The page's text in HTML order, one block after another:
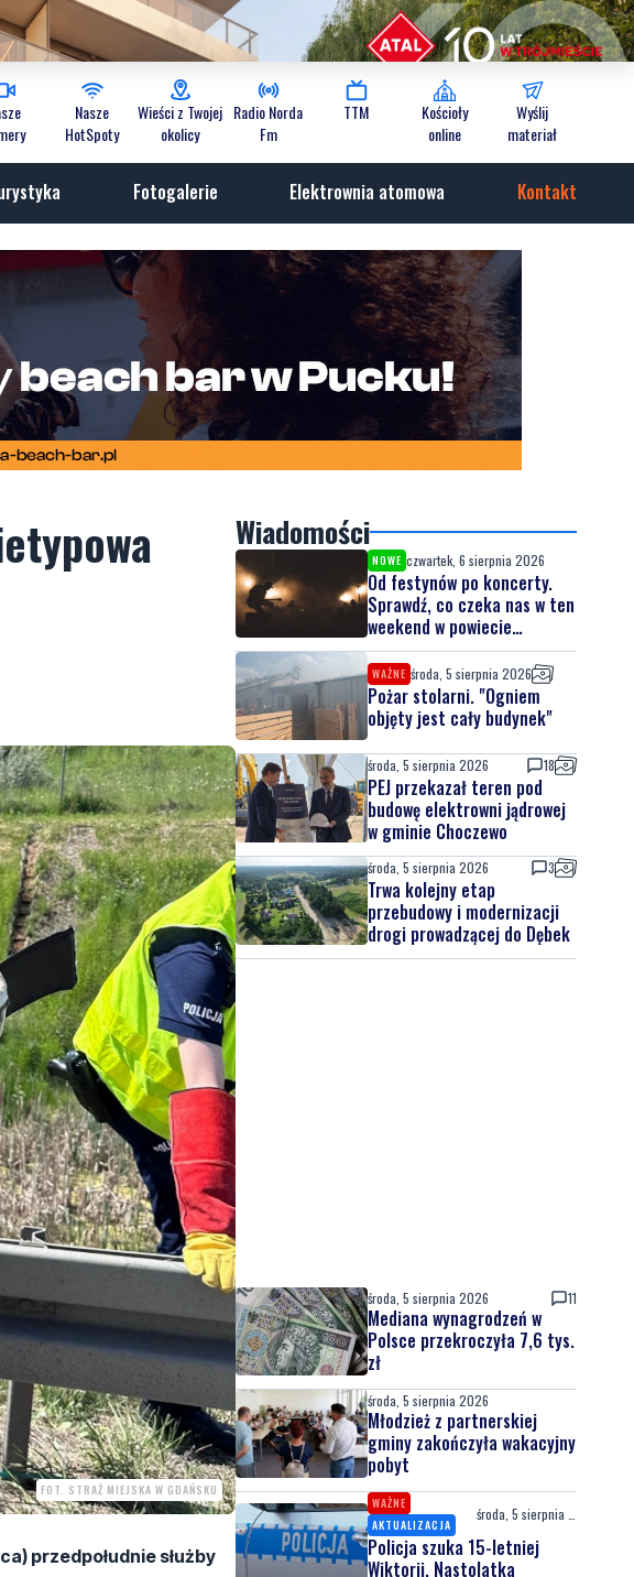
Nasze
HotSpoty
Wieści z Twojej
okolicy
Radio Norda
Fm
TTM
Kościoły
online
Wyślij
materiał
Fotogalerie Elektrownia atomowa Kontakt
FOT. STRAŻ MIEJSKA W GDAŃSKU
przedpołudnie służby
Wiadomości
NOWE czwartek, 6 sierpnia 2026
Od festynów po koncerty.
Sprawdź, co czeka nas w ten
weekend w powiecie
lęborskim
WAŻNE środa, 5 sierpnia 2026
Pożar stolarni. "Ogniem
objęty jest cały budynek"
środa, 5 sierpnia 2026 18
PEJ przekazał teren pod
budowę elektrowni jądrowej
w gminie Choczewo
środa, 5 sierpnia 2026 3
Trwa kolejny etap
przebudowy i modernizacji
drogi prowadzącej do Dębek
środa, 5 sierpnia 2026 11
Mediana wynagrodzeń w
Polsce przekroczyła 7,6 tys.
zł
środa, 5 sierpnia 2026
Młodzież z partnerskiej
gminy zakończyła wakacyjny
pobyt
WAŻNE
AKTUALIZACJA
Policja szuka 15-letniej
Wiktorii. Nastolatka